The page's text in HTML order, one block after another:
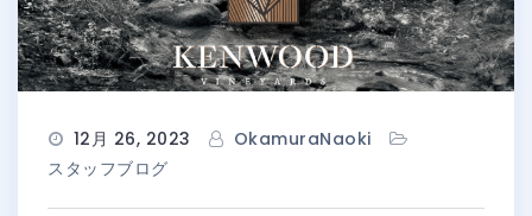
12月 26, 2023
OkamuraNaoki
スタッフブログ